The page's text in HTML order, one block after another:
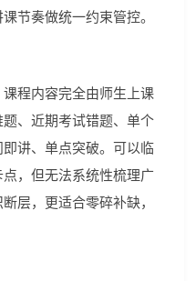
节奏做统一约束管控。
程内容完全由师生上课
、近期考试错题、单个
讲、单点突破。可以临
，但无法系统性梳理广
层，更适合零碎补缺，